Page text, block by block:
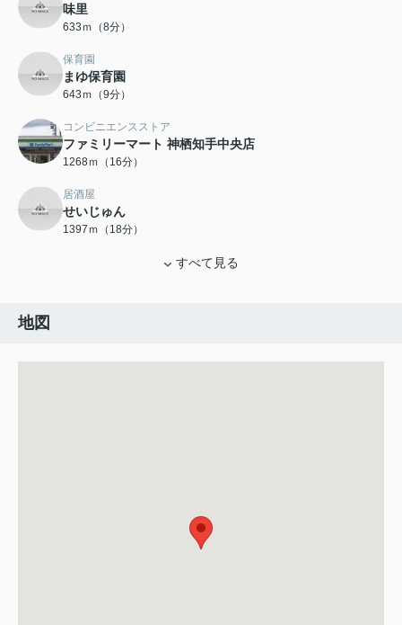
味里
633ｍ（8分）
保育園
まゆ保育園
643ｍ（9分）
コンビニエンスストア
ファミリーマート 神栖知手中央店
1268ｍ（16分）
居酒屋
せいじゅん
1397ｍ（18分）
すべて見る
地図